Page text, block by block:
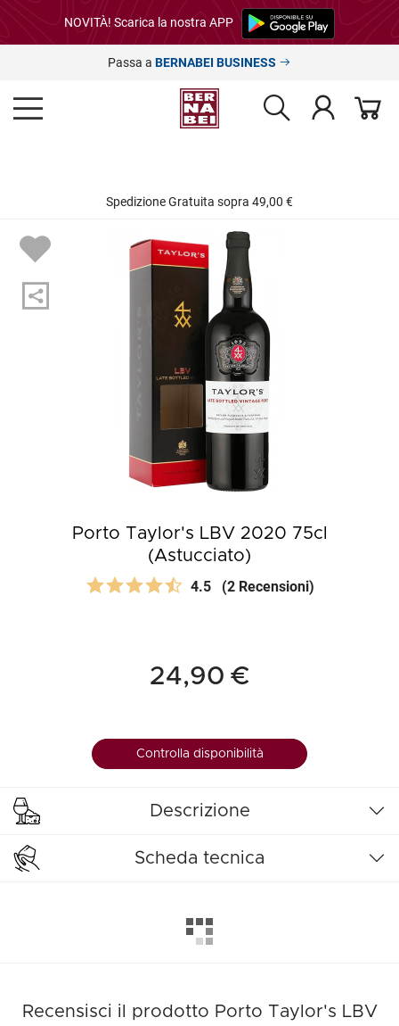
NOVITÀ! Scarica la nostra APP
Passa a BERNABEI BUSINESS
Spedizione Gratuita sopra 49,00 €
Porto Taylor's LBV 2020 75cl
(Astucciato)
4.5 (2 Recensioni)
24,90 €
Controlla disponibilità
Descrizione
Scheda tecnica
Recensisci il prodotto Porto Taylor's LBV